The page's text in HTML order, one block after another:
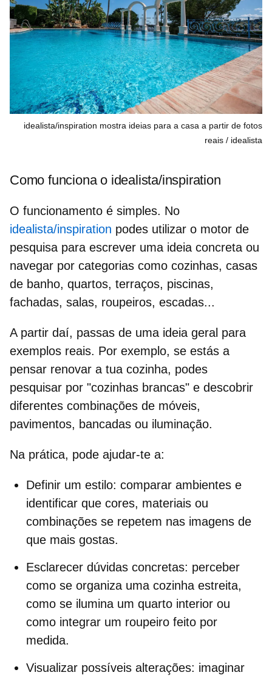
idealista/inspiration mostra ideias para a casa a partir de fotos
reais
idealista
Como funciona o idealista/inspiration
O funcionamento é simples. No
idealista/inspiration podes utilizar o motor de
pesquisa para escrever uma ideia concreta ou
navegar por categorias como cozinhas, casas
de banho, quartos, terraços, piscinas,
fachadas, salas, roupeiros, escadas...
A partir daí, passas de uma ideia geral para
exemplos reais. Por exemplo, se estás a
pensar renovar a tua cozinha, podes
pesquisar por "cozinhas brancas" e descobrir
diferentes combinações de móveis,
pavimentos, bancadas ou iluminação.
Na prática, pode ajudar-te a:
Definir um estilo: comparar ambientes e
identificar que cores, materiais ou
combinações se repetem nas imagens de
que mais gostas.
Esclarecer dúvidas concretas: perceber
como se organiza uma cozinha estreita,
como se ilumina um quarto interior ou
como integrar um roupeiro feito por
medida.
Visualizar possíveis alterações: imaginar